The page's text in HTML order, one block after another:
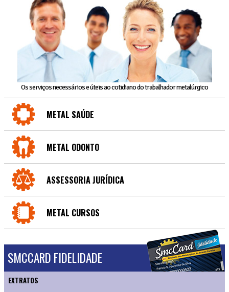
Os serviços necessários e úteis ao cotidiano do trabalhador metalúrgico
METAL SAÚDE
METAL ODONTO
ASSESSORIA JURÍDICA
METAL CURSOS
SMCCARD FIDELIDADE
EXTRATOS